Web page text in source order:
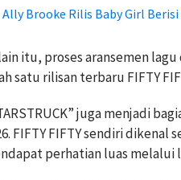
Ally Brooke Rilis Baby Girl
itu, proses aransemen
satu rilisan terbaru FIFTY
juga menjadi
FIFTY FIFTY sendiri
perhatian luas melalui